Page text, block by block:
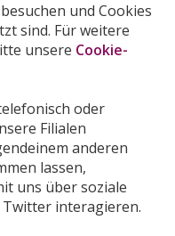
und Cookies
sind. Für weitere
unsere Cookie-
oder
Filialen
anderen
lassen,
uns über soziale
Twitter interagieren.